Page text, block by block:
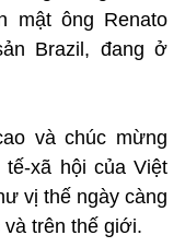
mật ông Renato
Brazil, đang ở
và chúc mừng
xã hội của Việt
vị thế ngày càng
trên thế giới.